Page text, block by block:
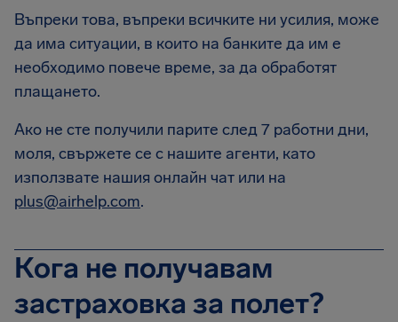
Въпреки това, въпреки всичките ни усилия, може
да има ситуации, в които на банките да им е
необходимо повече време, за да обработят
плащането.
Ако не сте получили парите след 7 работни дни,
моля, свържете се с нашите агенти, като
използвате нашия онлайн чат или на
plus@airhelp.com.
Кога не получавам
застраховка за полет?